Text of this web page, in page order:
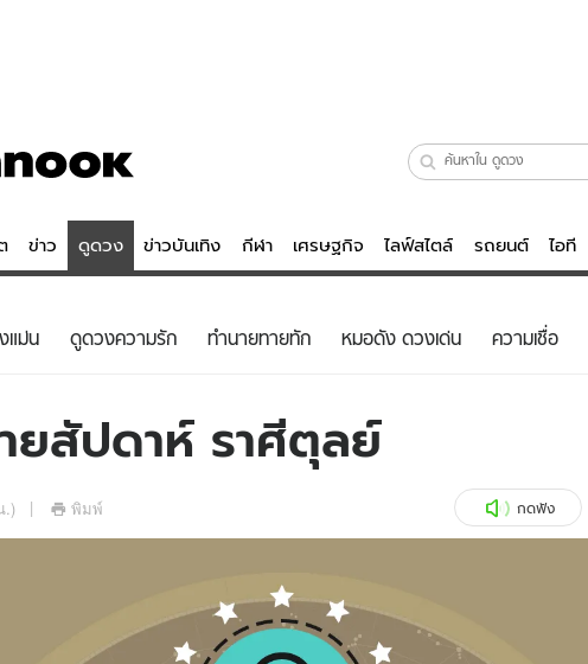
ข่าว ดูดวง ข่าวบันเทิง กีฬา เศรษฐกิจ ไลฟ์สไตล์ รถยนต์ ไอที
ดูดวง - ตรวจหวย
สถิติหวยไทย
ไลฟ์สไตล์
รถยนต์
Tasteful Thailand
แม่น ดูดวงความรัก ทํานายทายทัก หมอดัง ดวงเด่น ความเชื่อ
ยสัปดาห์ ราศีตุลย์
.) พิมพ์ กดฟัง